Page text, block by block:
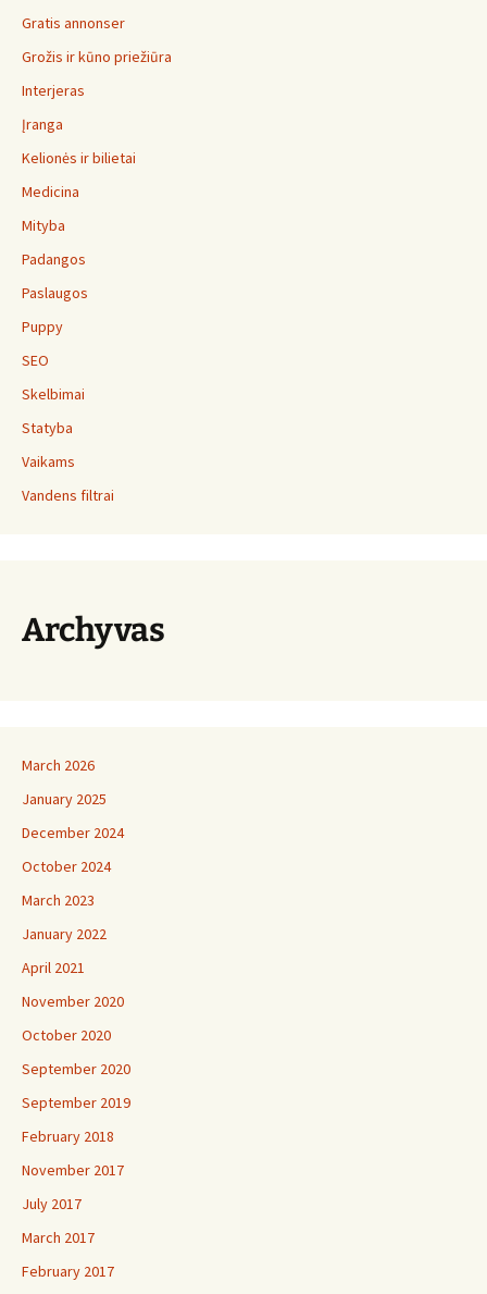
Gratis annonser
Grožis ir kūno priežiūra
Interjeras
Įranga
Kelionės ir bilietai
Medicina
Mityba
Padangos
Paslaugos
Puppy
SEO
Skelbimai
Statyba
Vaikams
Vandens filtrai
Archyvas
March 2026
January 2025
December 2024
October 2024
March 2023
January 2022
April 2021
November 2020
October 2020
September 2020
September 2019
February 2018
November 2017
July 2017
March 2017
February 2017